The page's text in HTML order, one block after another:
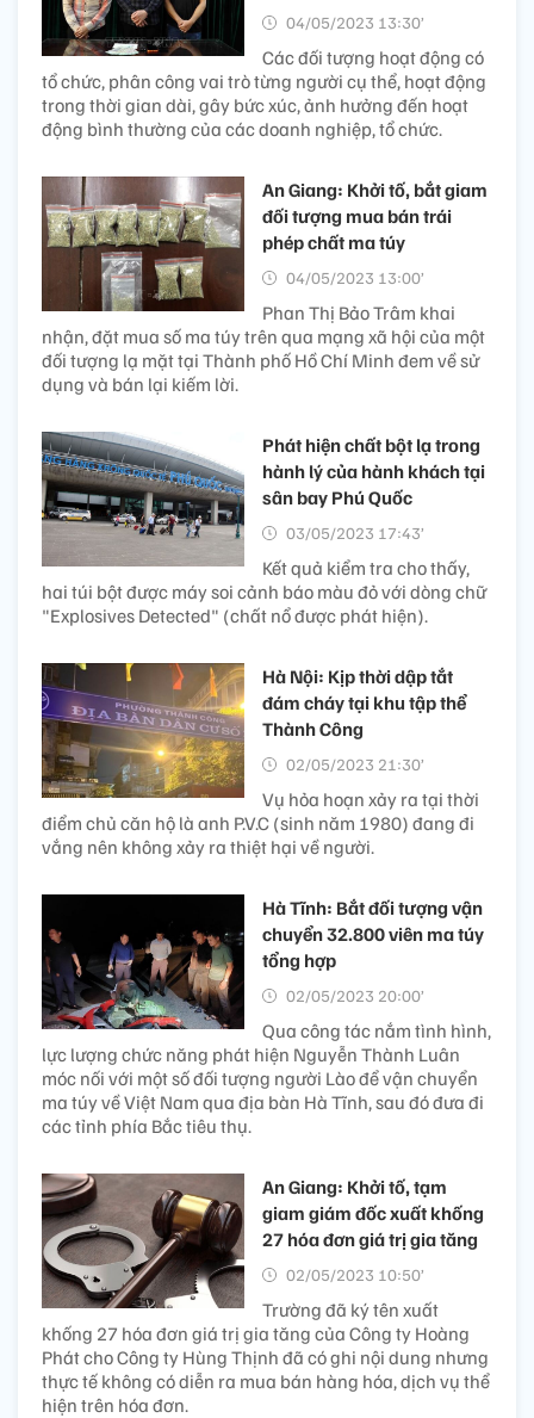
04/05/2023 13:30’
Các đối tượng hoạt động có
tổ chức, phân công vai trò từng người cụ thể, hoạt động
trong thời gian dài, gây bức xúc, ảnh hưởng đến hoạt
động bình thường của các doanh nghiệp, tổ chức.
An Giang: Khởi tố, bắt giam
đối tượng mua bán trái
phép chất ma túy
04/05/2023 13:00’
Phan Thị Bảo Trâm khai
nhận, đặt mua số ma túy trên qua mạng xã hội của một
đối tượng lạ mặt tại Thành phố Hồ Chí Minh đem về sử
dụng và bán lại kiếm lời.
Phát hiện chất bột lạ trong
hành lý của hành khách tại
sân bay Phú Quốc
03/05/2023 17:43’
Kết quả kiểm tra cho thấy,
hai túi bột được máy soi cảnh báo màu đỏ với dòng chữ
"Explosives Detected" (chất nổ được phát hiện).
Hà Nội: Kịp thời dập tắt
đám cháy tại khu tập thể
Thành Công
02/05/2023 21:30’
Vụ hỏa hoạn xảy ra tại thời
điểm chủ căn hộ là anh P.V.C (sinh năm 1980) đang đi
vắng nên không xảy ra thiệt hại về người.
Hà Tĩnh: Bắt đối tượng vận
chuyển 32.800 viên ma túy
tổng hợp
02/05/2023 20:00’
Qua công tác nắm tình hình,
lực lượng chức năng phát hiện Nguyễn Thành Luân
móc nối với một số đối tượng người Lào để vận chuyển
ma túy về Việt Nam qua địa bàn Hà Tĩnh, sau đó đưa đi
các tỉnh phía Bắc tiêu thụ.
An Giang: Khởi tố, tạm
giam giám đốc xuất khống
27 hóa đơn giá trị gia tăng
02/05/2023 10:50’
Trường đã ký tên xuất
khống 27 hóa đơn giá trị gia tăng của Công ty Hoàng
Phát cho Công ty Hùng Thịnh đã có ghi nội dung nhưng
thực tế không có diễn ra mua bán hàng hóa, dịch vụ thể
hiện trên hóa đơn.